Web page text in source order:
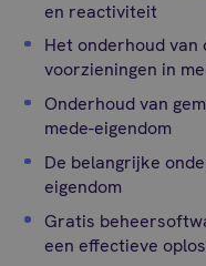
en reactiviteit
Het onderhoud van
voorzieningen in
Onderhoud van
mede-eigendom
De belangrijke
eigendom
Gratis
een effectieve